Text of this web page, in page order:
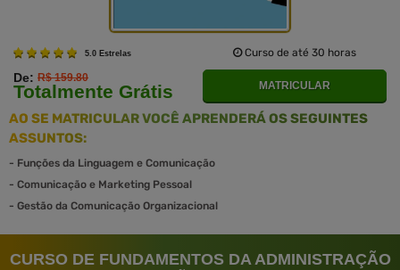
5.0 Estrelas Curso de até 30 horas
De: R$ 159.80
Totalmente Grátis MATRICULAR
AO SE MATRICULAR VOCÊ APRENDERÁ OS SEGUINTES
ASSUNTOS:
- Funções da Linguagem e Comunicação
- Comunicação e Marketing Pessoal
- Gestão da Comunicação Organizacional
CURSO DE FUNDAMENTOS DA ADMINISTRAÇÃO